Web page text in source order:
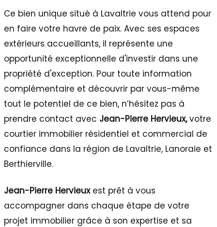
Ce bien unique situé à Lavaltrie vous attend pour
en faire votre havre de paix. Avec ses espaces
extérieurs accueillants, il représente une
opportunité exceptionnelle d'investir dans une
propriété d'exception. Pour toute information
complémentaire et découvrir par vous-même
tout le potentiel de ce bien, n’hésitez pas à
prendre contact avec Jean-Pierre Hervieux,votre
courtier immobilier résidentiel et commercial de
confiance dans la région de Lavaltrie, Lanoraie et
Berthierville.
Jean-Pierre Hervieuxest prêt à vous
accompagner dans chaque étape de votre
projet immobilier grâce à son expertise et sa